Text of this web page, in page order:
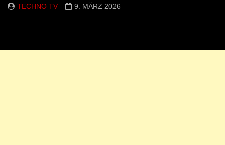
TECHNO TV 9. MÄRZ 2026